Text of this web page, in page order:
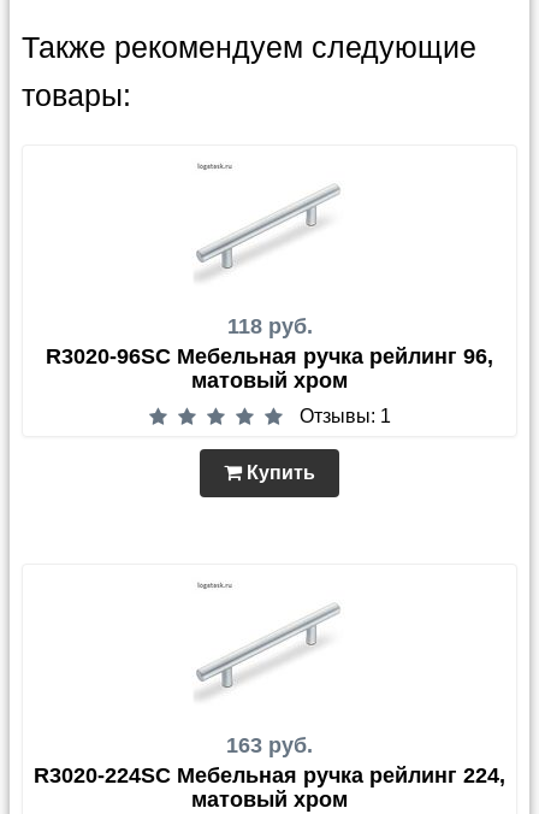
Также рекомендуем следующие
товары:
118 руб.
R3020-96SC Мебельная ручка рейлинг 96,
матовый хром
Отзывы: 1
Купить
163 руб.
R3020-224SC Мебельная ручка рейлинг 224,
матовый хром